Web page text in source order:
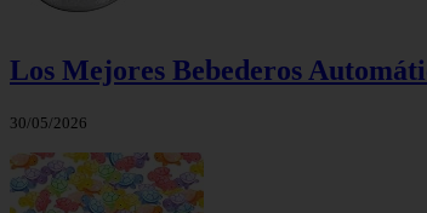
Los Mejores Bebederos
30/05/2026